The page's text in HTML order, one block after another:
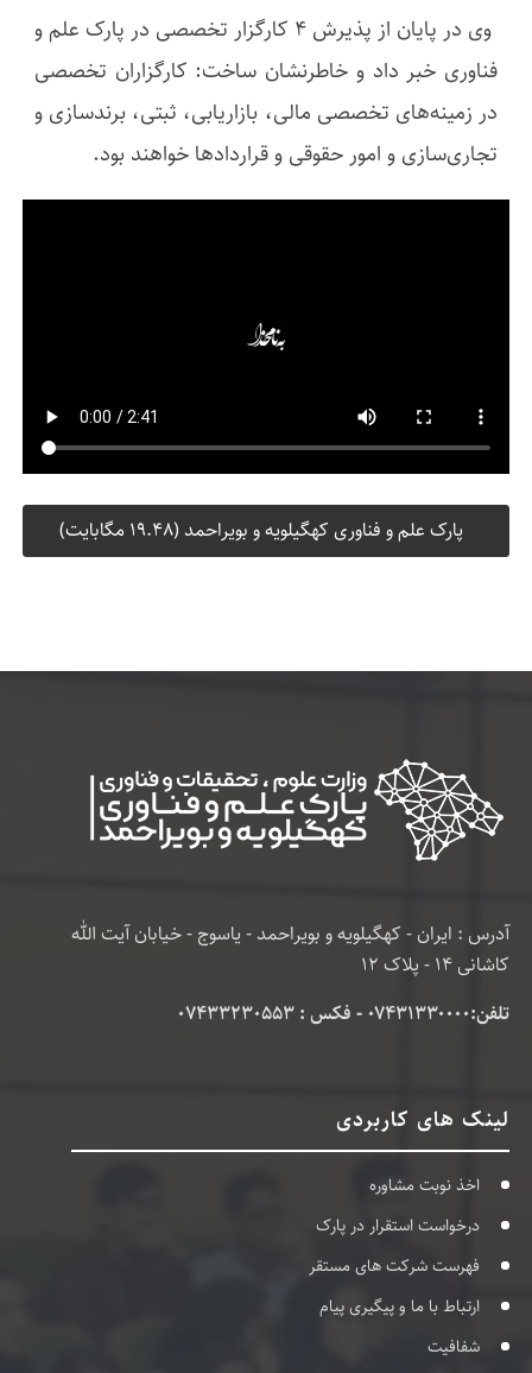
وی در پایان از پذیرش 4 کارگزار تخصصی در پارک علم و
فناوری خبر داد و خاطرنشان ساخت: کارگزاران تخصصی
در زمینه‌های تخصصی مالی، بازاریابی، ثبتی، برندسازی و
تجاری‌سازی و امور حقوقی و قراردادها خواهند بود.
آدرس : ایران - کهگیلویه و بویراحمد - یاسوج - خیابان آیت الله
کاشانی 14 - پلاک 12
تلفن:۰۷۴۳۱۳۳۰۰۰۰ - فکس : 07433230553
لینک های کاربردی
اخذ نوبت مشاوره
درخواست استقرار در پارک
فهرست شرکت های مستقر
ارتباط با ما و پیگیری پیام
شفافیت